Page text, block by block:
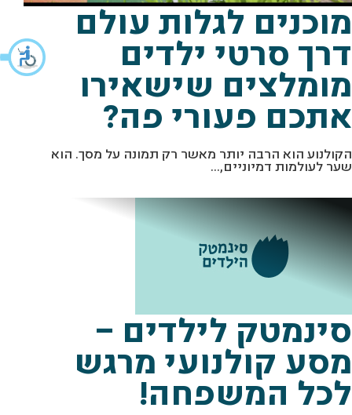
מוכנים לגלות עולם
דרך סרטי ילדים
מומלצים שישאירו
אתכם פעורי פה?
הקולנוע הוא הרבה יותר מאשר רק תמונה על מסך. הוא
שער לעולמות דמיוניים,...
סינמטק לילדים –
מסע קולנועי מרגש
לכל המשפחה!